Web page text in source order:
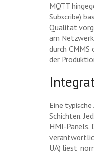
MQTT
Subscribe)
Qualität
am
durch CMMS
der
Eine
Schichten.
HMI-Panels.
UA) liest,